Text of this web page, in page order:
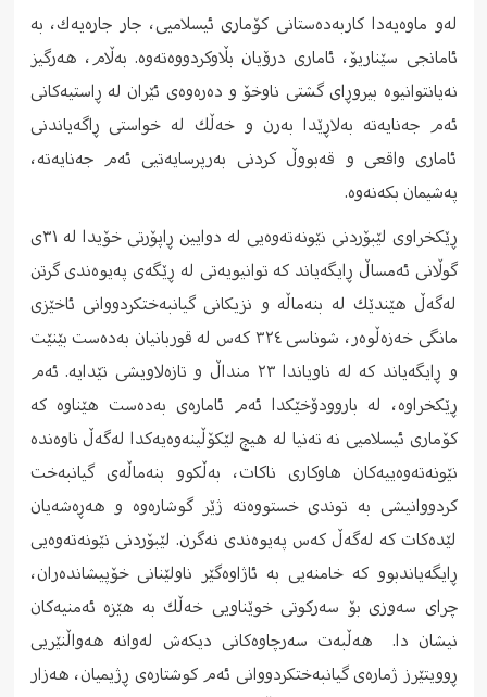
له‌و ماوه‌یه‌دا كاربه‌ده‌ستانی كۆماری ئیسلامیی، جار جاره‌یه‌ك، به‌
ئامانجی سێناریۆ، ئاماری درۆیان بڵاوكردووه‌ته‌وه‌. به‌ڵام، هه‌رگیز
نه‌یانتوانیوه‌ بیروڕای گشتی ناوخۆ و ده‌ره‌وه‌ی ئێران له‌ ڕاستیه‌كانی
ئه‌م جه‌نایه‌ته‌ به‌لاڕێدا به‌رن و خه‌ڵك له‌ خواستی ڕاگه‌یاندنی
ئاماری واقعی و قه‌بووڵ كردنی به‌رپرسایه‌تیی ئه‌م جه‌نایه‌ته‌،
په‌شیمان بكه‌نه‌وه‌.
ڕێكخراوی لێبۆردنی نێونه‌ته‌وه‌یی له‌ دوایین ڕاپۆرتی خۆیدا له‌ ٣١ی
گوڵانی ئه‌مساڵ ڕایگه‌یاند كه‌ توانیویه‌تی له‌ ڕێگه‌ی په‌یوه‌ندی گرتن
له‌گه‌ڵ هێندێك له‌ بنه‌ماڵه‌ و نزیكانی گیانبه‌ختكردووانی ئاخێزی
مانگی خه‌زه‌ڵوه‌ر، شوناسی ٣٢٤ كه‌س له‌ قوربانیان به‌ده‌ست بێنێت
و ڕایگه‌یاند كه‌ له‌ ناویاندا ٢٣ منداڵ و تازه‌لاویشی تێدایه‌. ئه‌م
ڕێكخراوه‌، له‌ باروودۆخێكدا ئه‌م ئاماره‌ی به‌ده‌ست هێناوه‌ كه‌
كۆماری ئیسلامیی نه‌ ته‌نیا له هیچ لێكۆڵینه‌وه‌یه‌كدا له‌گه‌ڵ ناوه‌نده‌
نێونه‌ته‌وه‌ییه‌كان هاوكاری ناكات، به‌ڵكوو بنه‌ماڵه‌ی گیانبه‌خت
كردووانیشی به‌ توندی خستووه‌ته‌ ژێر گوشاره‌وه‌ و هه‌ڕه‌شه‌یان
لێده‌كات كه‌ له‌گه‌ڵ كه‌س په‌یوه‌ندی نه‌گرن. لێبۆردنی نێونه‌ته‌وه‌یی
ڕایگه‌یاندبوو كه‌ خامنه‌یی به‌ ئاژاوه‌گێر ناولێنانی خۆپیشانده‌ران،
چرای سه‌وزی بۆ سه‌ركوتی خوێناویی خه‌ڵك به‌ هێزه‌ ئه‌منیه‌كان
نیشان دا. هه‌ڵبه‌ت سه‌رچاوه‌كانی دیكه‌ش له‌وانه‌ هه‌واڵنێریی
ڕوویتێرز ژماره‌ی گیانبه‌ختكردووانی ئه‌م كوشتاره‌ی ڕژیمیان، هه‌زار